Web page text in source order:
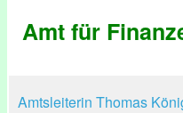
Amt für
Amtsleiterin Thomas